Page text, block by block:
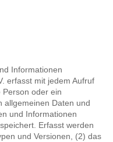
Informationen
erfasst mit jedem Aufruf
oder ein
allgemeinen Daten und
und Informationen
Erfasst werden
und Versionen, (2) das